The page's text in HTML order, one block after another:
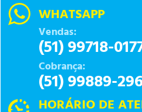
WHATSAPP
Vendas:
(51) 99718-
Cobrança:
(51) 99889-
HORÁRIO DE